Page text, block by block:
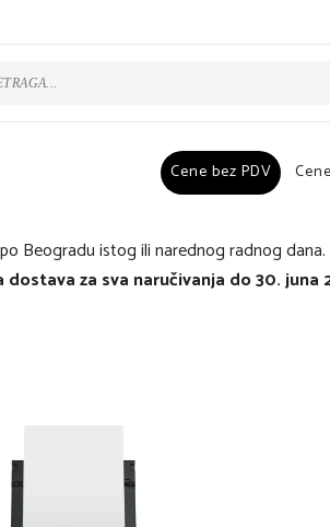
Cene bez PDV
Cene bez PDV
Beogradu istog ili narednog radnog
za sva naručivanja do 30. juna